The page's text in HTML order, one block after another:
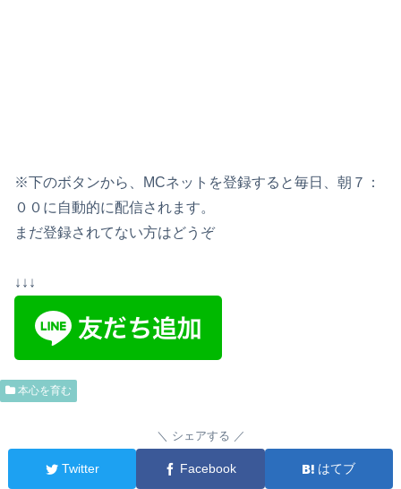
※下のボタンから、MCネットを登録すると毎日、朝７：
００に自動的に配信されます。
まだ登録されてない方はどうぞ
↓↓↓
本心を育む
シェアする
Twitter Facebook はてブ